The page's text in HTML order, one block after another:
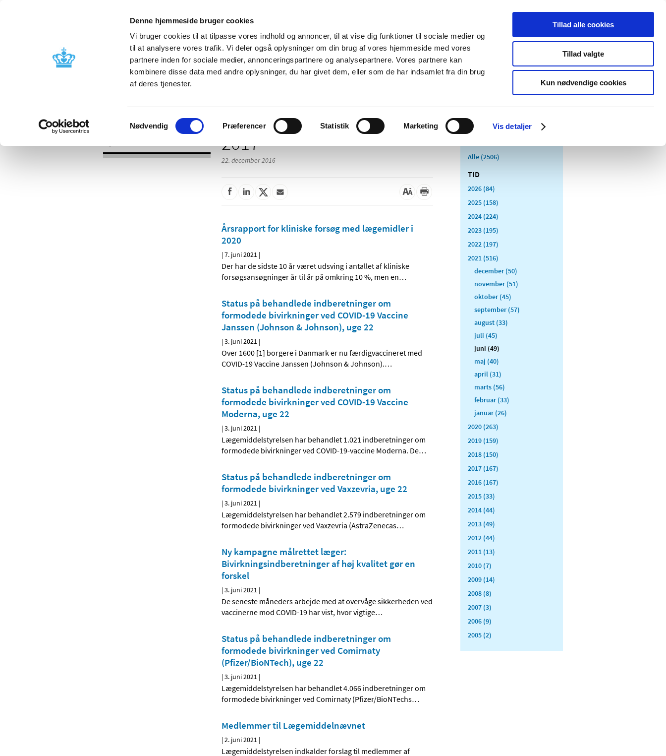
Denne hjemmeside bruger cookies
Vi bruger cookies til at tilpasse vores indhold og annoncer, til at vise dig funktioner til sociale medier og
til at analysere vores trafik. Vi deler også oplysninger om din brug af vores hjemmeside med vores
partnere inden for sociale medier, annonceringspartnere og analysepartnere. Vores partnere kan
kombinere disse data med andre oplysninger, du har givet dem, eller som de har indsamlet fra din brug
af deres tjenester.
Samtykkevalg
Nødvendig Præferencer Statistik Marketing Vis detaljer
Tillad alle cookies
Tillad valgte
Kun nødvendige cookies
Nyheder Om os Kontakt Udgivelser
Godkendelse og
Bivirkninger og
produktinformation
Tilskud og
Apoteker og salg af
Medicinsk
Særlige
produktområder
2017
22. december 2016
Årsrapport for kliniske forsøg med lægemidler i
2020
|7. juni 2021 |
Der har de sidste 10 år været udsving i antallet af kliniske
forsøgsansøgninger år til år på omkring 10 %, men en…
Status på behandlede indberetninger om
formodede bivirkninger ved COVID-19 Vaccine
Janssen (Johnson & Johnson), uge 22
|3. juni 2021 |
Over 1600 [1] borgere i Danmark er nu færdigvaccineret med
COVID-19 Vaccine Janssen (Johnson & Johnson).…
Status på behandlede indberetninger om
formodede bivirkninger ved COVID-19 Vaccine
Moderna, uge 22
|3. juni 2021 |
Lægemiddelstyrelsen har behandlet 1.021 indberetninger om
formodede bivirkninger ved COVID-19-vaccine Moderna. De…
Status på behandlede indberetninger om
formodede bivirkninger ved Vaxzevria, uge 22
|3. juni 2021 |
Lægemiddelstyrelsen har behandlet 2.579 indberetninger om
formodede bivirkninger ved Vaxzevria (AstraZenecas…
Ny kampagne målrettet læger:
Bivirkningsindberetninger af høj kvalitet gør en
forskel
|3. juni 2021 |
De seneste måneders arbejde med at overvåge sikkerheden ved
vaccinerne mod COVID-19 har vist, hvor vigtige…
Status på behandlede indberetninger om
formodede bivirkninger ved Comirnaty
(Pfizer/BioNTech), uge 22
|3. juni 2021 |
Lægemiddelstyrelsen har behandlet 4.066 indberetninger om
formodede bivirkninger ved Comirnaty (Pfizer/BioNTechs…
Medlemmer til Lægemiddelnævnet
|2. juni 2021 |
Lægemiddelstyrelsen indkalder forslag til medlemmer af
Alle (2506)
TID
2026 (84)
2025 (158)
2024 (224)
2023 (195)
2022 (197)
2021 (516)
december (50)
november (51)
oktober (45)
september (57)
august (33)
juli (45)
juni (49)
maj (40)
april (31)
marts (56)
februar (33)
januar (26)
2020 (263)
2019 (159)
2018 (150)
2017 (167)
2016 (167)
2015 (33)
2014 (44)
2013 (49)
2012 (44)
2011 (13)
2010 (7)
2009 (14)
2008 (8)
2007 (3)
2006 (9)
2005 (2)